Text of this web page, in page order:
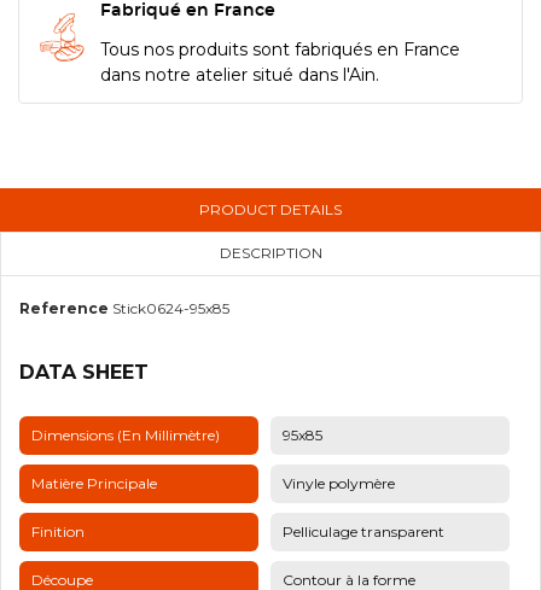
Fabriqué en France
Tous nos produits sont fabriqués en France
dans notre atelier situé dans l'Ain.
PRODUCT DETAILS
DESCRIPTION
Reference Stick0624-95x85
DATA SHEET
Dimensions (en Millimètre) 95x85
Matière Principale Vinyle polymère
Finition Pelliculage transparent
Découpe Contour à la forme